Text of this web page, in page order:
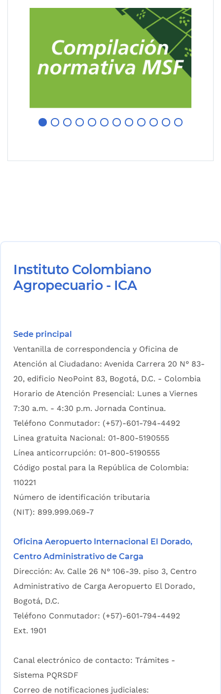
Instituto Colombiano
Agropecuario - ICA
Sede principal
Ventanilla de correspondencia y Oficina de
Atención al Ciudadano: Avenida Carrera 20 N° 83-
20, edificio NeoPoint 83, Bogotá, D.C. - Colombia
Horario de Atención Presencial: Lunes a Viernes
7:30 a.m. - 4:30 p.m. Jornada Continua.
Teléfono Conmutador: (+57)-601-794-4492
Linea gratuita Nacional: 01-800-5190555
Línea anticorrupción: 01-800-5190555
Código postal para la República de Colombia:
110221
Número de identificación tributaria
(NIT): 899.999.069-7
Oficina Aeropuerto Internacional El Dorado,
Centro Administrativo de Carga
Dirección: Av. Calle 26 N° 106-39. piso 3, Centro
Administrativo de Carga Aeropuerto El Dorado,
Bogotá, D.C.
Teléfono Conmutador: (+57)-601-794-4492
Ext. 1901
Canal electrónico de contacto: Trámites -
Sistema PQRSDF
Correo de notificaciones judiciales: